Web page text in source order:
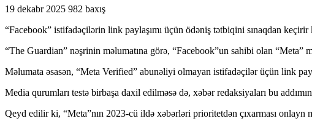
19 dekabr 2025 982 baxış
“Facebook” istifadəçilərin link paylaşımı üçün ödəniş tətbiqini sınaqdan
“The Guardian” nəşrinin məlumatına görə, “Facebook”un sahibi olan
Məlumata əsasən, “Meta Verified” abunəliyi olmayan istifadəçilər üçün link
Media qurumları testə birbaşa daxil edilməsə də, xəbər redaksiyaları bu
Qeyd edilir ki, “Meta”nın 2023-cü ildə xəbərləri prioritetdən çıxarması onlayn